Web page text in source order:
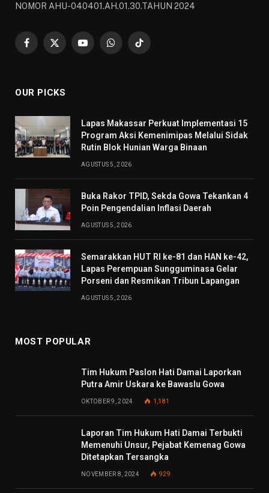
NOMOR AHU-040401.AH.01.30.TAHUN 2024
Facebook
X
YouTubeWhatsAppTikTok
OUR PICKS
Lapas Makassar Perkuat Implementasi 15
Program Aksi Kemenimipas Melalui Sidak
Rutin Blok Hunian Warga Binaan
AGUSTUS 5, 2026
Buka Rakor TPID, Sekda Gowa Tekankan 4
Poin Pengendalian Inflasi Daerah
AGUSTUS 5, 2026
Semarakkan HUT RI ke-81 dan HAN ke-42,
Lapas Perempuan Sungguminasa Gelar
Porseni dan Resmikan Tribun Lapangan
AGUSTUS 5, 2026
MOST POPULAR
Tim Hukum Paslon Hati Damai Laporkan
Putra Amir Uskara ke Bawaslu Gowa
OKTOBER 9, 2024 1,181
Laporan Tim Hukum Hati Damai Terbukti
Memenuhi Unsur, Pejabat Kemenag Gowa
Ditetapkan Tersangka
NOVEMBER 8, 2024 929